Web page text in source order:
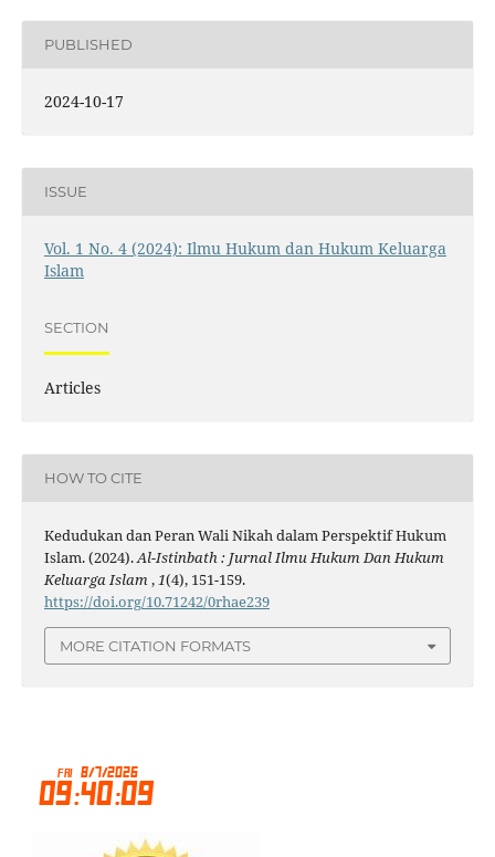
PUBLISHED
2024-10-17
ISSUE
Vol. 1 No. 4 (2024): Ilmu Hukum dan Hukum Keluarga
Islam
SECTION
Articles
HOW TO CITE
Kedudukan dan Peran Wali Nikah dalam Perspektif Hukum
Islam. (2024).Al-Istinbath : Jurnal Ilmu Hukum Dan Hukum
Keluarga Islam,1(4), 151-159.
https://doi.org/10.71242/0rhae239
MORE CITATION FORMATS